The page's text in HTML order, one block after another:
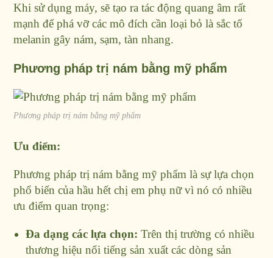
Khi sử dụng máy, sẽ tạo ra tác động quang âm rất
mạnh để phá vỡ các mô đích cần loại bỏ là sắc tố
melanin gây nám, sạm, tàn nhang.
Phương pháp trị nám bằng mỹ phẩm
Phương pháp trị nám bằng mỹ phẩm
Ưu điểm:
Phương pháp trị nám bằng mỹ phẩm là sự lựa chọn
phổ biến của hầu hết chị em phụ nữ vì nó có nhiều
ưu điểm quan trọng:
Đa dạng các lựa chọn:Trên thị trường có nhiều
thương hiệu nổi tiếng sản xuất các dòng sản